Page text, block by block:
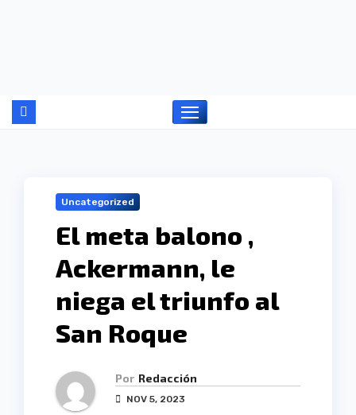
Uncategorized
El meta balono ,
Ackermann, le
niega el triunfo al
San Roque
Por Redacción
NOV 5, 2023